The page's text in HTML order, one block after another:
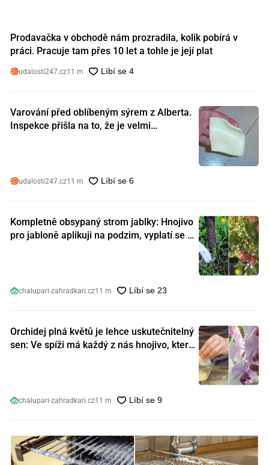
Prodavačka v obchodě nám prozradila, kolik pobírá v
práci. Pracuje tam přes 10 let a tohle je její plat
udalosti247.cz11 m
Varování před oblíbeným sýrem z Alberta.
Inspekce přišla na to, že je velmi
udalosti247.cz11 m
Kompletně obsypaný strom jablky: Hnojivo
pro jabloně aplikuji na podzim, vyplatí se s
chalupari-zahradkari.cz11 m
Orchidej plná květů je lehce uskutečnitelný
sen: Ve spíži má každý z nás hnojivo, které
chalupari-zahradkari.cz11 m